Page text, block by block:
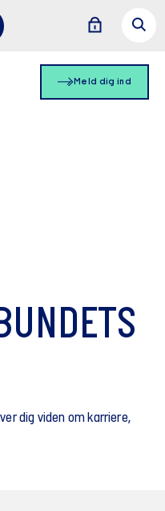
Meld dig ind
dig viden om karriere,